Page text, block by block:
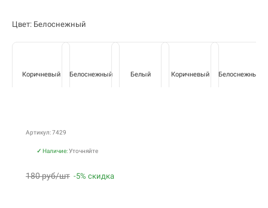
Цвет: Белоснежный
Коричневый Белоснежный Белый Коричневый Белоснежный
Артикул: 7429
✓ Наличие:Уточняйте
180 руб/шт -5% скидка